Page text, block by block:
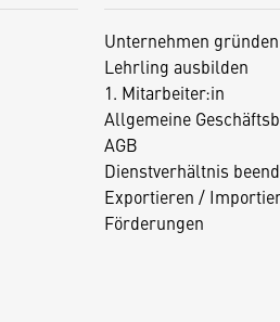
Unternehmen gründen
Lehrling ausbilden
1. Mitarbeiter:in
Allgemeine
AGB
Dienstverhältnis
Exportieren /
Förderungen